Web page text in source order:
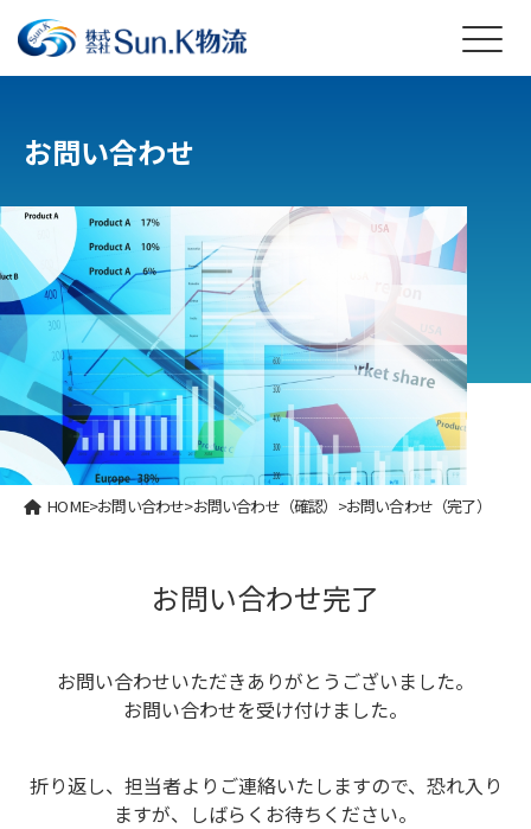
お問い合わせ
HOME>お問い合わせ>お問い合わせ（確認） >お問い合わせ（完了）
お問い合わせ完了
お問い合わせいただきありがとうございました。
お問い合わせを受け付けました。
折り返し、担当者よりご連絡いたしますので、恐れ入り
ますが、しばらくお待ちください。